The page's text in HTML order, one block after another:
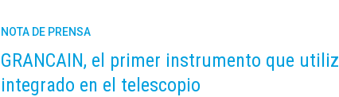
NOTA DE PRENSA
GRANCAIN, el primer instrumento que
integrado en el telescopio